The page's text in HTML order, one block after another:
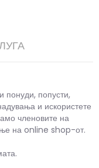
понуди, попусти,
и искористете
членовите на
на online shop-от.